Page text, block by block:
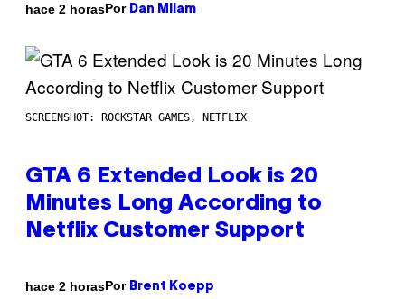
hace 2 horasPor Dan Milam
SCREENSHOT: ROCKSTAR GAMES, NETFLIX
GTA 6 Extended Look is 20
Minutes Long According to
Netflix Customer Support
hace 2 horasPor Brent Koepp